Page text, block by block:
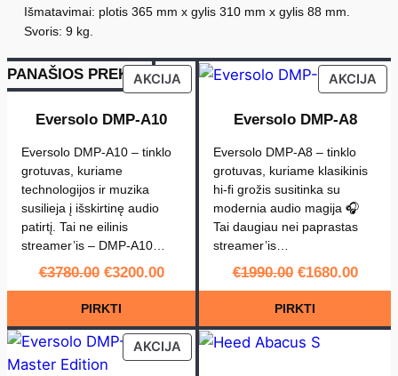
w
€
s
7
0
0
0
e
i
E
v
e
s
l
o
Išmatavimai: plotis 365 mm x gylis 310 mm x gylis 88 mm.
Svoris: 9 kg.
PANAŠIOS PREKĖSAKCIJAPRODUCT
ON
Eversolo DMP-A10
Eversolo DMP-A10 – tinklo
grotuvas, kuriame
technologijos ir muzika
susilieja į išskirtinę audio
patirtį. Tai ne eilinis
streamer’is – DMP-A10…
€3780.00 Original
price
was:
€3780.00.
€3200.00Current
price
is:
PIRKTI
AKCIJA
ON
Eversolo DMP-A8
Eversolo DMP-A8 – tinklo
grotuvas, kuriame klasikinis
hi-fi grožis susitinka su
modernia audio magija 🎧
Tai daugiau nei paprastas
streamer’is…
€1990.00 Original
price
was:
€1990.00.
€1680.00price
is:
PIRKTI
AKCIJAPRODUCT
ON